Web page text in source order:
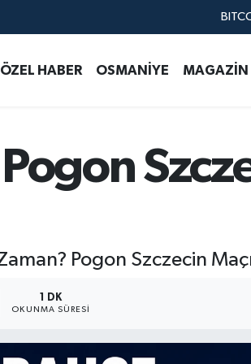
ÖZEL HABER OSMANİYE MAGAZİN
Pogon Szczecin
1 DK
OKUNMA SÜRESI